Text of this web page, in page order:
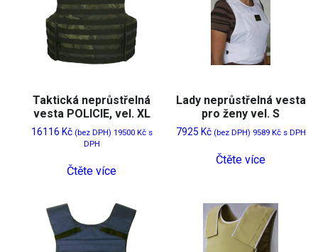
Taktická neprůstřelná
vesta POLICIE, vel. XL
16116 Kč (bez DPH) 19500 Kčs
DPH
Čtěte více
Lady neprůstřelná vesta
pro ženy vel. S
7925 Kč (bez DPH) 9589 Kčs DPH
Čtěte více